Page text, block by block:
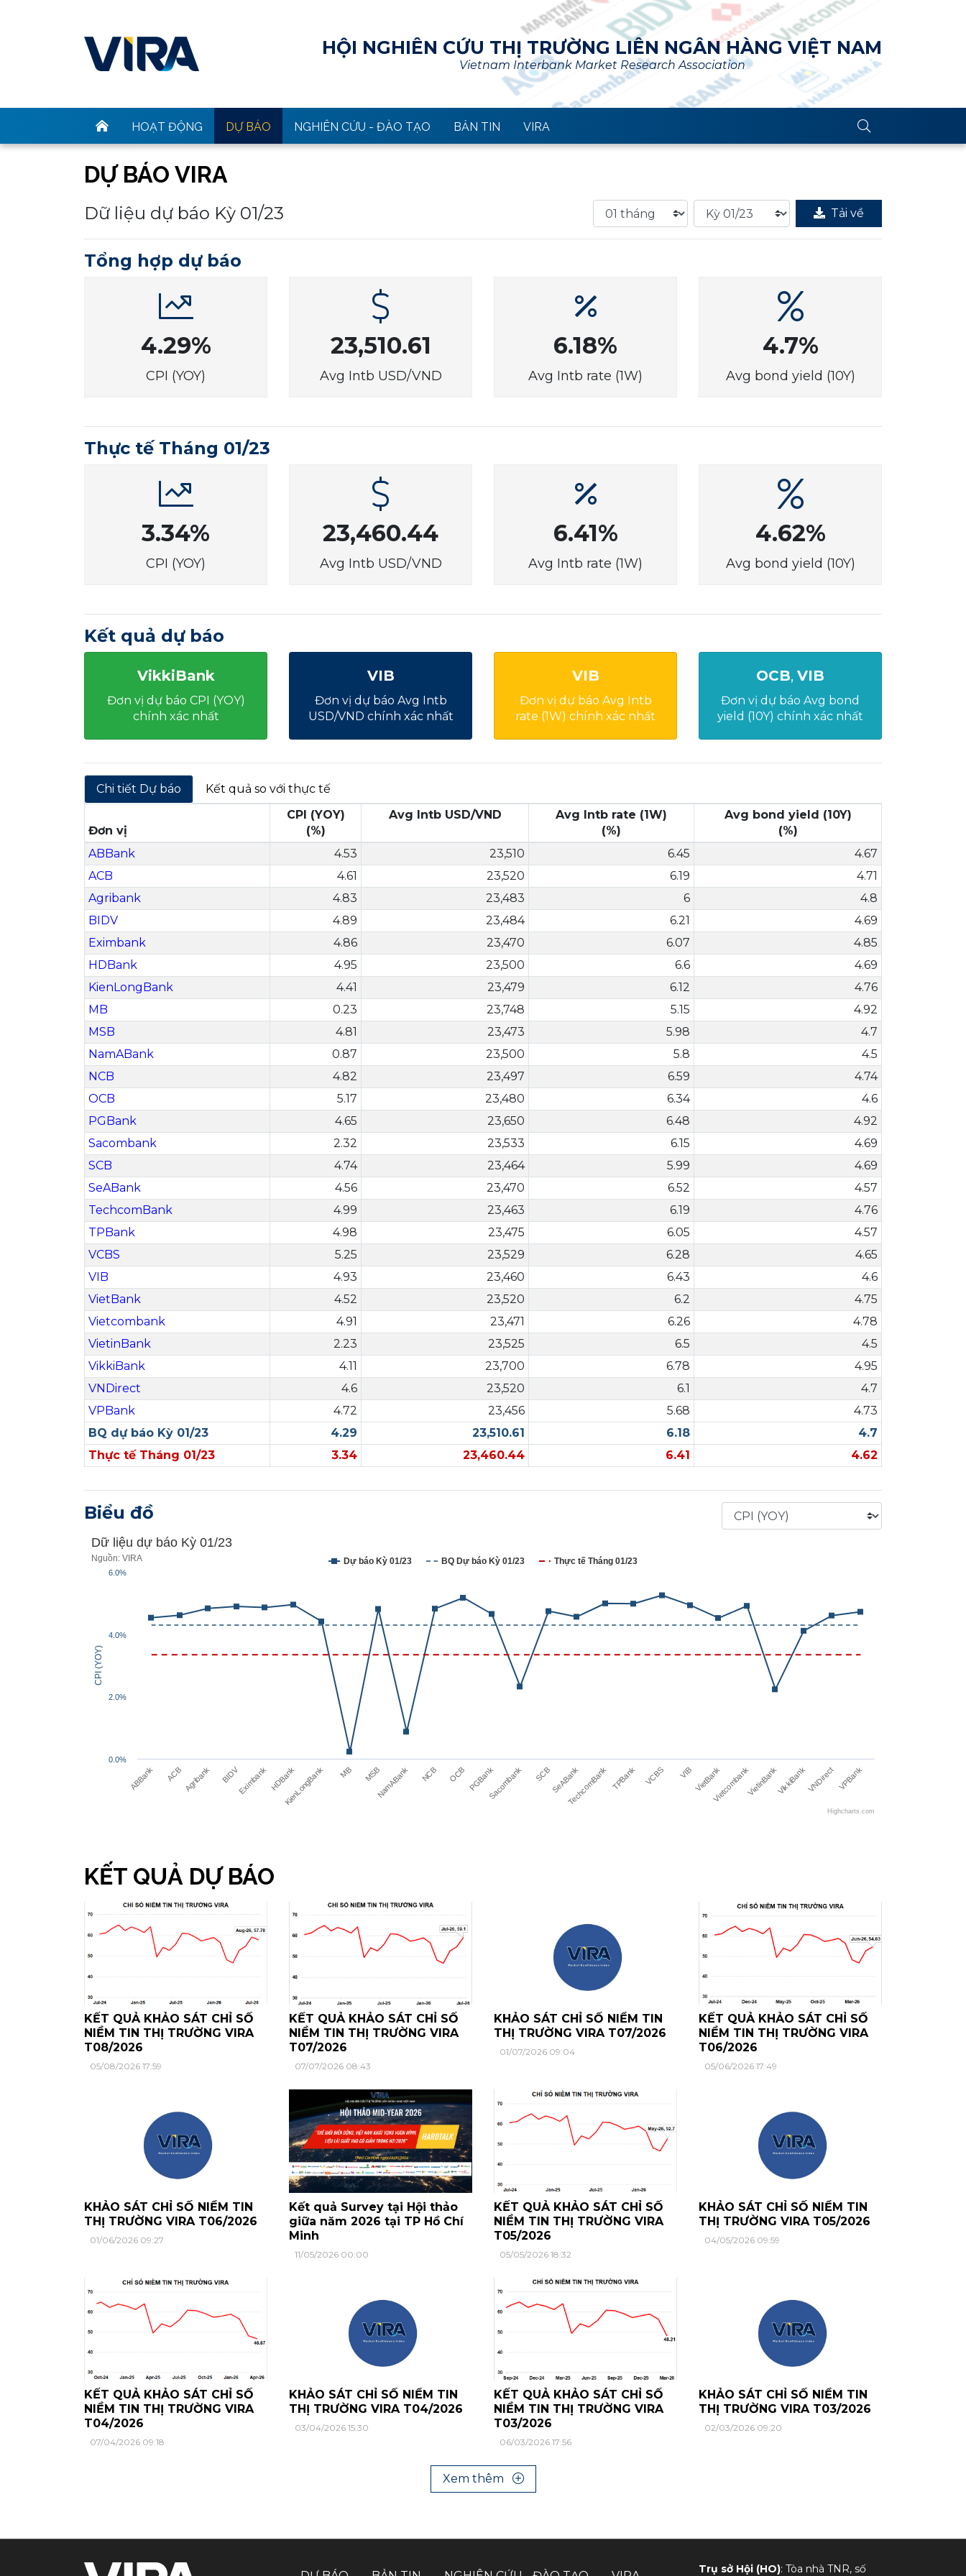
HỘI NGHIÊN CỨU THỊ TRƯỜNG LIÊN NGÂN HÀNG VIỆT NAM
Vietnam Interbank Market Research Association
HOẠT ĐỘNG DỰ BÁO NGHIÊN CỨU - ĐÀO TẠO BẢN TIN VIRA
DỰ BÁO VIRA
Dữ liệu dự báo Kỳ 01/23 Tải về
Tổng hợp dự báo
4.29%
CPI (YOY)
23,510.61
Avg Intb USD/VND
6.18%
Avg Intb rate (1W)
4.7%
Avg bond yield (10Y)
Thực tế Tháng 01/23
3.34%
CPI (YOY)
23,460.44
Avg Intb USD/VND
6.41%
Avg Intb rate (1W)
4.62%
Avg bond yield (10Y)
Kết quả dự báo
VikkiBank
Đơn vị dự báo CPI (YOY)
chính xác nhất
VIB
Đơn vị dự báo Avg Intb
USD/VND chính xác nhất
VIB
Đơn vị dự báo Avg Intb
rate (1W) chính xác nhất
OCB, VIB
Đơn vị dự báo Avg bond
yield (10Y) chính xác nhất
Chi tiết Dự báo Kết quả so với thực tế
Đơn vị
CPI (YOY)
(%)
Avg Intb USD/VND
Avg Intb rate (1W)
(%)
Avg bond yield (10Y)
(%)
ABBank
4.53 23,510 6.45
4.67
ACB
4.61 23,520 6.19
4.71
Agribank
4.83 23,483 6
4.8
BIDV
4.89 23,484 6.21
4.69
Eximbank
4.86 23,470 6.07
4.85
HDBank
4.95 23,500 6.6
4.69
KienLongBank
4.41 23,479 6.12
4.76
MB
0.23 23,748 5.15
4.92
MSB
4.81 23,473 5.98
4.7
NamABank
0.87 23,500 5.8
4.5
NCB
4.82 23,497 6.59
4.74
OCB
5.17 23,480 6.34
4.6
PGBank
4.65 23,650 6.48
4.92
Sacombank
2.32 23,533 6.15
4.69
SCB
4.74 23,464 5.99
4.69
SeABank
4.56 23,470 6.52
4.57
TechcomBank
4.99 23,463 6.19
4.76
TPBank
4.98 23,475 6.05
4.57
VCBS
5.25 23,529 6.28
4.65
VIB
4.93 23,460 6.43
4.6
VietBank
4.52 23,520 6.2
4.75
Vietcombank
4.91 23,471 6.26
4.78
VietinBank
2.23 23,525 6.5
4.5
VikkiBank
4.11 23,700 6.78
4.95
VNDirect
4.6 23,520 6.1
4.7
VPBank
4.72 23,456 5.68
4.73
BQ dự báo Kỳ 01/23
4.29 23,510.61 6.18
4.7
Thực tế Tháng 01/23
3.34 23,460.44 6.41 4.62
Biểu đồ
CPI (YOY)
Dữ liệu dự báo Kỳ 01/23
Nguồn: VIRA Dự báo Kỳ 01/23 BQ Dự báo Kỳ 01/23 Thực tế Tháng 01/23
ABBank ACB Agribank BIDVEximbank HDBankKienLongBank MB MSBNamABank NCB OCB PGBankSacombank SCBSeABankTechcomBank TPBank VCBS VIB VietBankVietcombankVietinBankVikkiBankVNDirect VPBank
0.0%
2.0%
4.0%
6.0%
Highcharts.com
KẾT QUẢ DỰ BÁO
KẾT QUẢ KHẢO SÁT CHỈ SỐ
NIỀM TIN THỊ TRƯỜNG VIRA
T08/2026
05/08/2026 17:59
KẾT QUẢ KHẢO SÁT CHỈ SỐ
NIỀM TIN THỊ TRƯỜNG VIRA
T07/2026
07/07/2026 08:43
KHẢO SÁT CHỈ SỐ NIỀM TIN
THỊ TRƯỜNG VIRA T07/2026
01/07/2026 09:04
KẾT QUẢ KHẢO SÁT CHỈ SỐ
NIỀM TIN THỊ TRƯỜNG VIRA
T06/2026
05/06/2026 17:49
KHẢO SÁT CHỈ SỐ NIỀM TIN
THỊ TRƯỜNG VIRA T06/2026
01/06/2026 09:27
Kết quả Survey tại Hội thảo
giữa năm 2026 tại TP Hồ Chí
Minh
11/05/2026 00:00
KẾT QUẢ KHẢO SÁT CHỈ SỐ
NIỀM TIN THỊ TRƯỜNG VIRA
T05/2026
05/05/2026 18:32
KHẢO SÁT CHỈ SỐ NIỀM TIN
THỊ TRƯỜNG VIRA T05/2026
04/05/2026 09:59
KẾT QUẢ KHẢO SÁT CHỈ SỐ
NIỀM TIN THỊ TRƯỜNG VIRA
T04/2026
07/04/2026 09:18
KHẢO SÁT CHỈ SỐ NIỀM TIN
THỊ TRƯỜNG VIRA T04/2026
03/04/2026 15:30
KẾT QUẢ KHẢO SÁT CHỈ SỐ
NIỀM TIN THỊ TRƯỜNG VIRA
T03/2026
06/03/2026 17:56
KHẢO SÁT CHỈ SỐ NIỀM TIN
THỊ TRƯỜNG VIRA T03/2026
02/03/2026 09:20
Xem thêm
Trụ sở Hội (HO): Tòa nhà TNR, số